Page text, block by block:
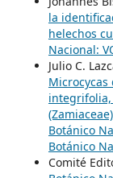
la
helechos
Nacional:
Julio C.
integrifolia,
Botánico
Botánico
Comité